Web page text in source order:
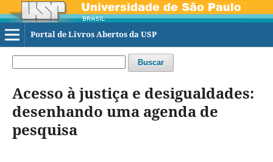
Portal de Livros Abertos da USP
Buscar
Acesso à justiça e desigualdades:
desenhando uma agenda de
pesquisa